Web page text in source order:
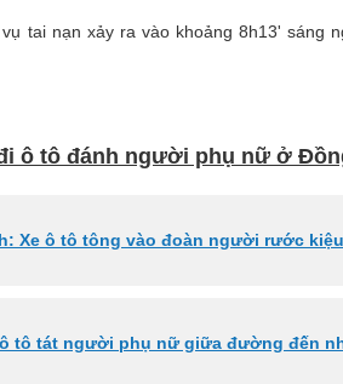
tai nạn xảy ra vào khoảng 8h13' sáng
ô tô đánh người phụ nữ ở
Xe ô tô tông vào đoàn người rước
tô tát người phụ nữ giữa đường đến